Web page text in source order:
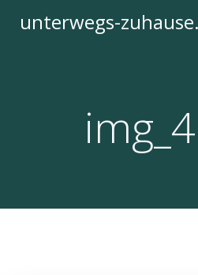
unterwegs-